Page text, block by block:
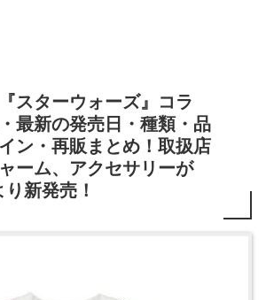
スターウォーズ』コラ
最新の発売日・種類・品
ン・再販まとめ！取扱店
ーム、アクセサリーが
新発売！